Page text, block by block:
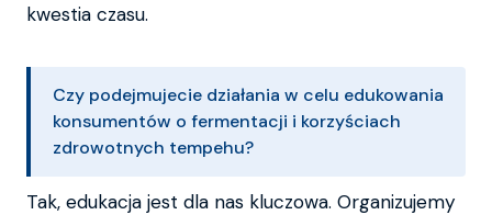
kwestia czasu.
Czy podejmujecie działania w celu edukowania
konsumentów o fermentacji i korzyściach
zdrowotnych tempehu?
Tak, edukacja jest dla nas kluczowa. Organizujemy